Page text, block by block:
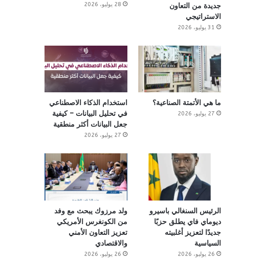
جديدة من التعاون
الاستراتيجي
31 يوليو، 2026
28 يوليو، 2026
ما هي الأتمتة الصناعية؟
27 يوليو، 2026
استخدام الذكاء الاصطناعي
في تحليل البيانات – كيفية
جعل البيانات أكثر منطقية
27 يوليو، 2026
الرئيس السنغالي باسيرو
ديوماي فاي يطلق حزبًا
جديدًا لتعزيز أغلبيته
السياسية
26 يوليو، 2026
ولد مرزوك يبحث مع وفد
من الكونغرس الأمريكي
تعزيز التعاون الأمني
والاقتصادي
26 يوليو، 2026